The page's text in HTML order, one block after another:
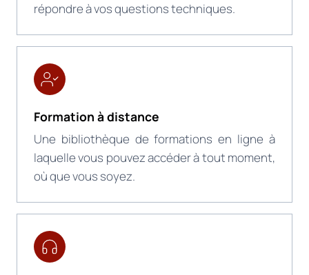
répondre à vos questions techniques.
Formation à distance
Une bibliothèque de formations en ligne à
laquelle vous pouvez accéder à tout moment,
où que vous soyez.